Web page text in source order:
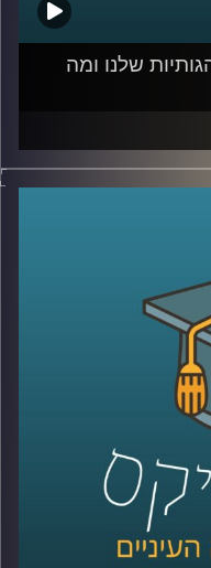
שלנו ומה
מהקורונה, דרך
ואפשר לומר
יותר. למה זה
לנו להוציא כסף גם
איך חברות
יכולים לעשות כדי
כשנדמה שהכל
פרופ׳ מורן אופיר,
באוניברסיטת